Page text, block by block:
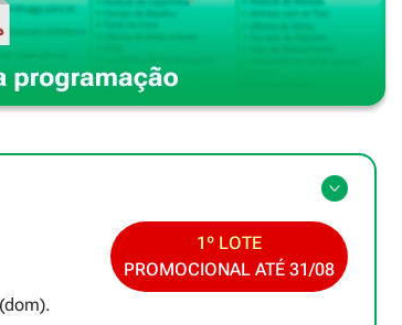
1º LOTE
PROMOCIONAL ATÉ 31/08